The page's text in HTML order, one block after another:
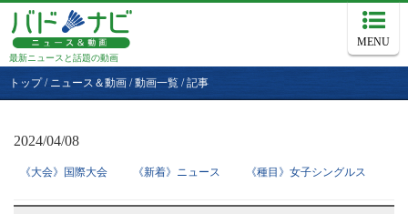
最新ニュースと話題の動画
MENU
トップ/ ニュース＆動画 /動画一覧 /記事
2024/04/08
《大会》国際大会 《新着》ニュース 《種目》女子シングルス